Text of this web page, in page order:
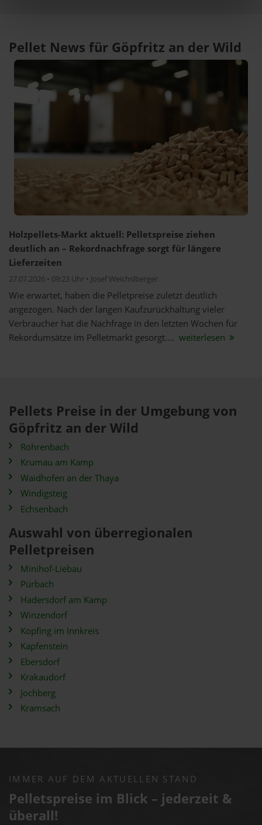
Pellet News für Göpfritz an der Wild
Holzpellets-Markt aktuell: Pelletspreise ziehen
deutlich an – Rekordnachfrage sorgt für längere
Lieferzeiten
27.07.2026 • 09:23 Uhr • Josef Weichslberger
Wie erwartet, haben die Pelletpreise zuletzt deutlich
angezogen. Nach der langen Kaufzurückhaltung vieler
Verbraucher hat die Nachfrage in den letzten Wochen für
Rekordumsätze im Pelletmarkt gesorgt.... weiterlesen
Pellets Preise in der Umgebung von
Göpfritz an der Wild
Röhrenbach
Krumau am Kamp
Waidhofen an der Thaya
Windigsteig
Echsenbach
Auswahl von überregionalen
Pelletpreisen
Minihof-Liebau
Pürbach
Hadersdorf am Kamp
Winzendorf
Kopfing im Innkreis
Kapfenstein
Ebersdorf
Krakaudorf
Jochberg
Kramsach
IMMER AUF DEM AKTUELLEN STAND
Pelletspreise im Blick – jederzeit &
überall!